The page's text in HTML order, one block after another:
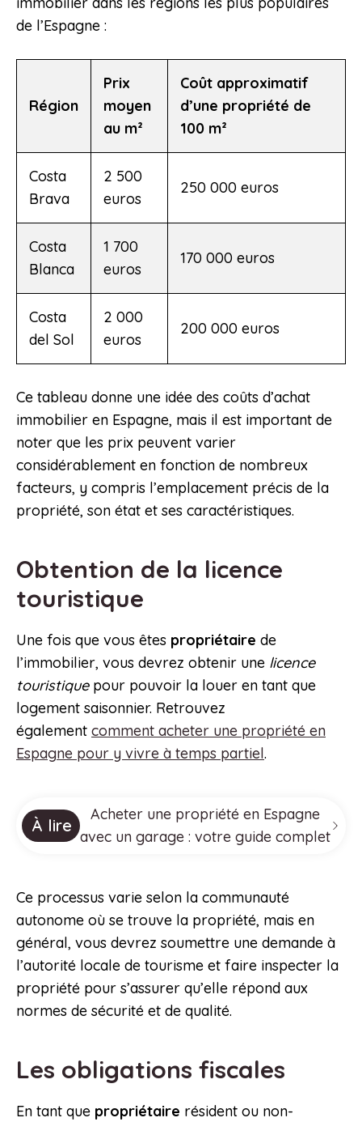
de l’Espagne :
Région
Prix
moyen
au m²
Coût approximatif
d’une propriété de
100 m²
Costa
Brava
2 500
euros
250 000 euros
Costa
Blanca
1 700
euros
170 000 euros
Costa
del Sol
2 000
euros
200 000 euros
Ce tableau donne une idée des coûts d’achat
immobilier en Espagne, mais il est important de
noter que les prix peuvent varier
considérablement en fonction de nombreux
facteurs, y compris l’emplacement précis de la
propriété, son état et ses caractéristiques.
Obtention de la licence
touristique
Une fois que vous êtes propriétaire de
l’immobilier, vous devrez obtenir une licence
touristiquepour pouvoir la louer en tant que
logement saisonnier. Retrouvez
également comment acheter une propriété en
Espagne pour y vivre à temps partiel.
À lire
Acheter une propriété en Espagne
avec un garage : votre guide complet
Ce processus varie selon la communauté
autonome où se trouve la propriété, mais en
général, vous devrez soumettre une demande à
l’autorité locale de tourisme et faire inspecter la
propriété pour s’assurer qu’elle répond aux
normes de sécurité et de qualité.
Les obligations fiscales
En tant que propriétaire résident ou non-